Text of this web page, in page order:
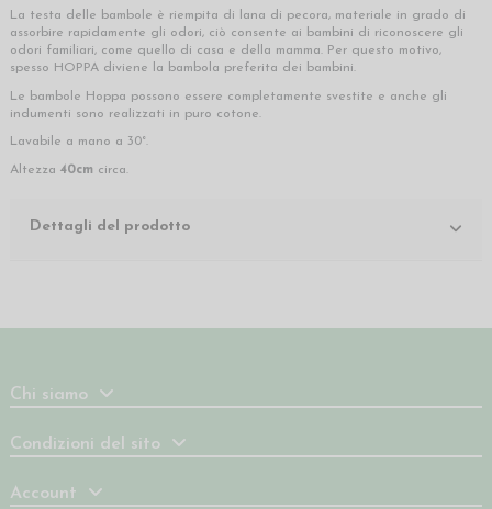
La testa delle bambole è riempita di lana di pecora, materiale in grado di
assorbire rapidamente gli odori, ciò consente ai bambini di riconoscere gli
odori familiari, come quello di casa e della mamma. Per questo motivo,
spesso HOPPA diviene la bambola preferita dei bambini.
Le bambole Hoppa possono essere completamente svestite e anche gli
indumenti sono realizzati in puro cotone.
Lavabile a mano a 30°.
Altezza 40cm circa.
Dettagli del prodotto
Chi siamo
Condizioni del sito
Account